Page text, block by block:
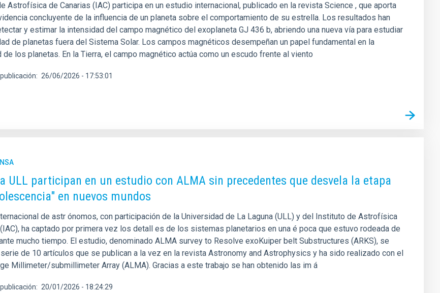
Astrofísica de Canarias (IAC) participa en un estudio internacional, publicado en la revista Science , que aporta
concluyente de la influencia de un planeta sobre el comportamiento de su estrella. Los resultados han
y estimar la intensidad del campo magnético del exoplaneta GJ 436 b, abriendo una nueva vía para estudiar
de planetas fuera del Sistema Solar. Los campos magnéticos desempeñan un papel fundamental en la
de los planetas. En la Tierra, el campo magnético actúa como un escudo frente al viento
26/06/2026 - 17:53:01
ULL participan en un estudio con ALMA sin precedentes que desvela la etapa
en nuevos mundos
de astr ónomos, con participación de la Universidad de La Laguna (ULL) y del Instituto de Astrofísica
ha captado por primera vez los detall es de los sistemas planetarios en una é poca que estuvo rodeada de
mucho tiempo. El estudio, denominado ALMA survey to Resolve exoKuiper belt Substructures (ARKS), se
serie de 10 artículos que se publican a la vez en la revista Astronomy and Astrophysics y ha sido realizado con el
Millimeter/submillimeter Array (ALMA). Gracias a este trabajo se han obtenido las im á
20/01/2026 - 18:24:29